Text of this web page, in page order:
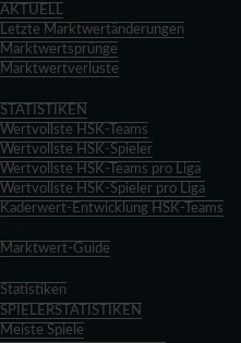
AKTUELL
Letzte Marktwertänderungen
Marktwertsprünge
Marktwertverluste
STATISTIKEN
Wertvollste HSK-Teams
Wertvollste HSK-Spieler
Wertvollste HSK-Teams pro Liga
Wertvollste HSK-Spieler pro Liga
Kaderwert-Entwicklung HSK-Teams
Marktwert-Guide
Statistiken
SPIELERSTATISTIKEN
Meiste Spiele